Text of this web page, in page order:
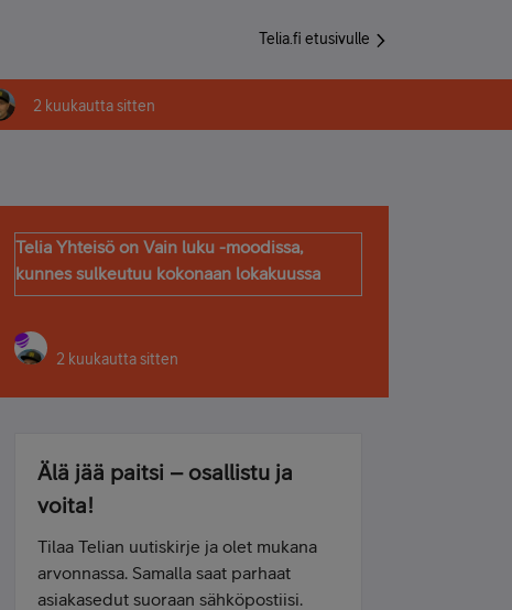
Telia.fi etusivulle
2 kuukautta sitten
Telia Yhteisö on Vain luku -moodissa,
kunnes sulkeutuu kokonaan lokakuussa
2 kuukautta sitten
Älä jää paitsi – osallistu ja
voita!
Tilaa Telian uutiskirje ja olet mukana
arvonnassa. Samalla saat parhaat
asiakasedut suoraan sähköpostiisi.